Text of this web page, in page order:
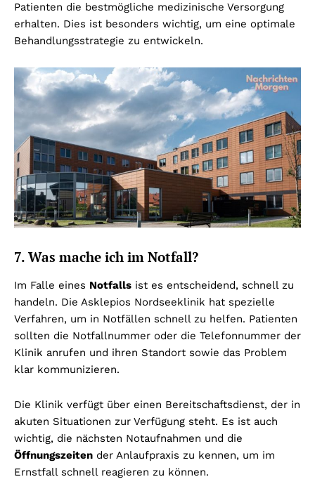
Patienten die bestmögliche medizinische Versorgung
erhalten. Dies ist besonders wichtig, um eine optimale
Behandlungsstrategie zu entwickeln.
7. Was mache ich im Notfall?
Im Falle eines Notfalls ist es entscheidend, schnell zu
handeln. Die Asklepios Nordseeklinik hat spezielle
Verfahren, um in Notfällen schnell zu helfen. Patienten
sollten die Notfallnummer oder die Telefonnummer der
Klinik anrufen und ihren Standort sowie das Problem
klar kommunizieren.
Die Klinik verfügt über einen Bereitschaftsdienst, der in
akuten Situationen zur Verfügung steht. Es ist auch
wichtig, die nächsten Notaufnahmen und die
Öffnungszeiten der Anlaufpraxis zu kennen, um im
Ernstfall schnell reagieren zu können.